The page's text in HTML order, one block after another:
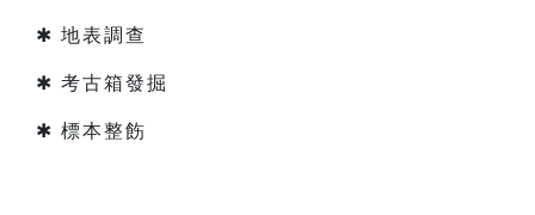
✱ 地表調查
✱ 考古箱發掘
✱ 標本整飭